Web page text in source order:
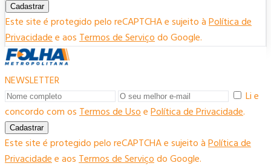
Cadastrar
Este site é protegido pelo reCAPTCHA e sujeito àPolítica de
Privacidadee aosTermos de Serviçodo Google.
NEWSLETTER
Li e
concordo com osTermos de UsoePolítica de Privacidade.
Cadastrar
Este site é protegido pelo reCAPTCHA e sujeito àPolítica de
Privacidadee aosTermos de Serviçodo Google.